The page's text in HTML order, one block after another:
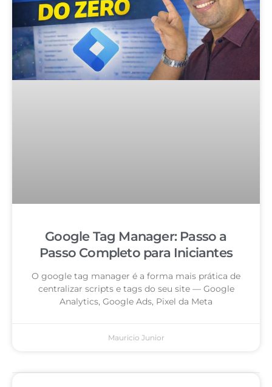
Google Tag Manager: Passo a
Passo Completo para Iniciantes
O google tag manager é a forma mais prática de
centralizar scripts e tags do seu site — Google
Analytics, Google Ads, Pixel da Meta
Mauricio Junior